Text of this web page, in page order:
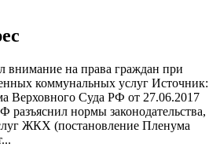
внимание на права граждан при
коммунальных услуг Источник:
Верховного Суда РФ от 27.06.2017
нормы законодательства,
ЖКХ (постановление Пленума